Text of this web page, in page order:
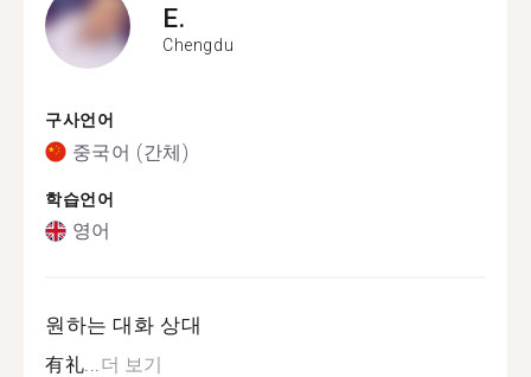
E.
Chengdu
구사언어
중국어 (간체)
학습언어
영어
원하는 대화 상대
有礼...더 보기